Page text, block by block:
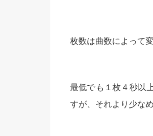
枚数は曲数によって変
最低でも１枚４秒以
すが、それより少な